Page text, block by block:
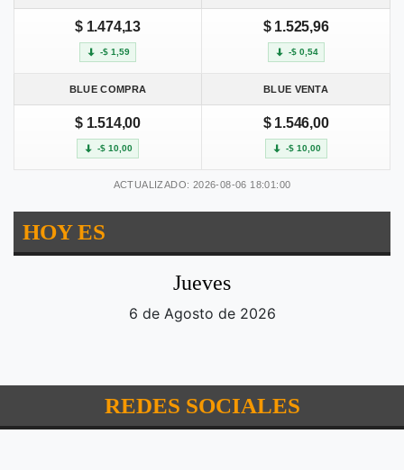
$ 1.474,13
-$ 1,59
$ 1.525,96
-$ 0,54
BLUE COMPRA BLUE VENTA
$ 1.514,00
-$ 10,00
$ 1.546,00
-$ 10,00
ACTUALIZADO: 2026-08-06 18:01:00
HOY ES
Jueves
6 de Agosto de 2026
REDES SOCIALES